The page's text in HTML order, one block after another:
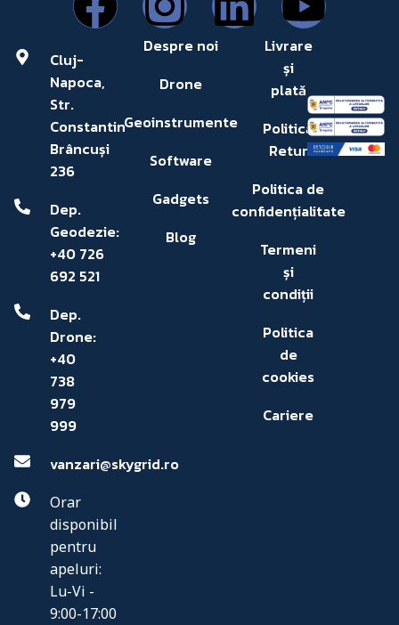
Cluj-
Napoca,
Str.
Constantin
Brâncuși
236
Dep.
Geodezie:
+40 726
692 521
Dep.
Drone:
+40
738
979
999
vanzari@skygrid.ro
Orar
disponibil
pentru
apeluri:
Lu-Vi -
9:00-17:00
Despre noi
Drone
Geoinstrumente
Software
Gadgets
Blog
Livrare
și
plată
Politică
Retur
Politica de
confidențialitate
Termeni
și
condiții
Politica
de
cookies
Cariere